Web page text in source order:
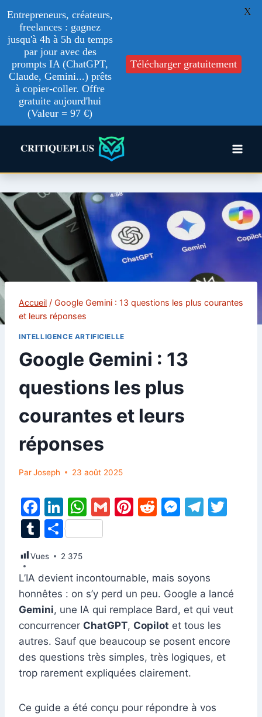
Accueil / Google Gemini : 13 questions les plus courantes
et leurs réponses
INTELLIGENCE ARTIFICIELLE
Google Gemini : 13
questions les plus
courantes et leurs
réponses
ParJoseph 23 août 2025
F
a
c
e
b
o
o
k
Li
n
k
e
dI
n
W
h
at
A
p
p
G
Pi
st
R
t
M
e
n
g
er
T
a
m
T
m
bl
r
P
ar
ta
g
er
Vues 2 375
L’IA devient incontournable, mais soyons
honnêtes : on s’y perd un peu. Google a lancé
Gemini, une IA qui remplace Bard, et qui veut
concurrencer ChatGPT, Copilot et tous les
autres. Sauf que beaucoup se posent encore
des questions très simples, très logiques, et
trop rarement expliquées clairement.
Ce guide a été conçu pour répondre à vos
Entrepreneurs, créateurs,
freelances : gagnez
jusqu'à 4h à 5h du temps
par jour avec des
prompts IA (ChatGPT,
Claude, Gemini...) prêts
à copier-coller. Offre
gratuite aujourd'hui
(Valeur = 97 €)
Télécharger gratuitement
X